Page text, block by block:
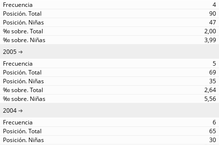
4
90
47
2,00
3,99
2005
5
69
35
2,64
5,56
2004
6
65
30